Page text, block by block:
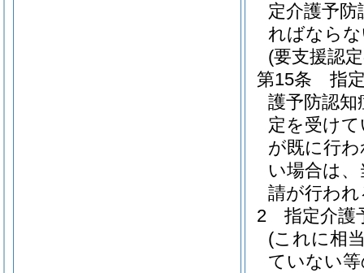
定介護予
ればなら
(要支援認
第15条
指
護予防認知
定を受け
が既に行
い場合は
請が行わ
2
指定介護
(これに相
ていない